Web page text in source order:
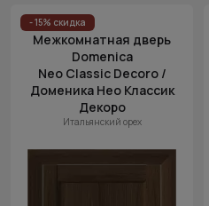
- 15% скидка
Межкомнатная дверь
Domenica
Neo Classic Decoro /
Доменика Нео Классик
Декоро
Итальянский орех